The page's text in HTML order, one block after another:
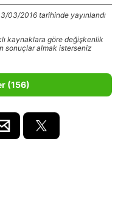
03/2016 tarihinde yayınlandı
kaynaklara göre değişkenlik
sonuçlar almak isterseniz
(156)